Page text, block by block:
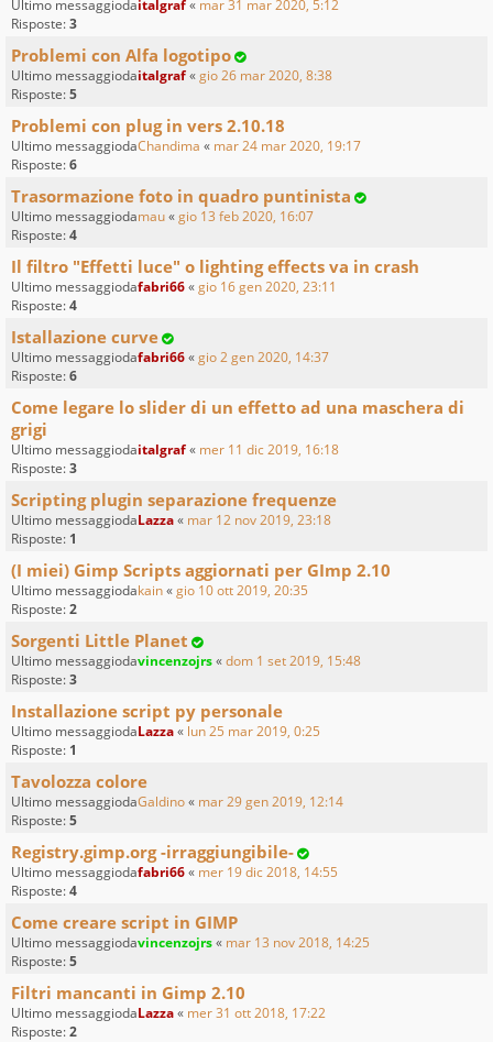
Ultimo messaggiodaitalgraf« mar 31 mar 2020, 5:12
Risposte:3
Problemi con Alfa logotipo
Ultimo messaggiodaitalgraf«gio 26 mar 2020, 8:38
Risposte:5
Problemi con plug in vers 2.10.18
Ultimo messaggiodaChandima « mar 24 mar 2020, 19:17
Risposte:6
Trasormazione foto in quadro puntinista
Ultimo messaggiodamau«gio 13 feb 2020, 16:07
Risposte:4
Il filtro "Effetti luce" o lighting effects va in crash
Ultimo messaggiodafabri66«gio 16 gen 2020, 23:11
Risposte:4
Istallazione curve
Ultimo messaggiodafabri66«gio 2 gen 2020, 14:37
Risposte:6
Come legare lo slider di un effetto ad una maschera di
grigi
Ultimo messaggiodaitalgraf« mer 11 dic 2019, 16:18
Risposte:3
Scripting plugin separazione frequenze
Ultimo messaggiodaLazza« mar 12 nov 2019, 23:18
Risposte: 1
(I miei) Gimp Scripts aggiornati per GImp 2.10
Ultimo messaggiodakain«gio 10 ott 2019, 20:35
Risposte:2
Sorgenti Little Planet
Ultimo messaggiodavincenzojrs«dom 1 set 2019, 15:48
Risposte:3
Installazione script py personale
Ultimo messaggiodaLazza« lun 25 mar 2019, 0:25
Risposte: 1
Tavolozza colore
Ultimo messaggiodaGaldino« mar 29 gen 2019, 12:14
Risposte:5
Registry.gimp.org -irraggiungibile-
Ultimo messaggiodafabri66« mer 19 dic 2018, 14:55
Risposte:4
Come creare script in GIMP
Ultimo messaggiodavincenzojrs« mar 13 nov 2018, 14:25
Risposte:5
Filtri mancanti in Gimp 2.10
Ultimo messaggiodaLazza« mer 31 ott 2018, 17:22
Risposte:2